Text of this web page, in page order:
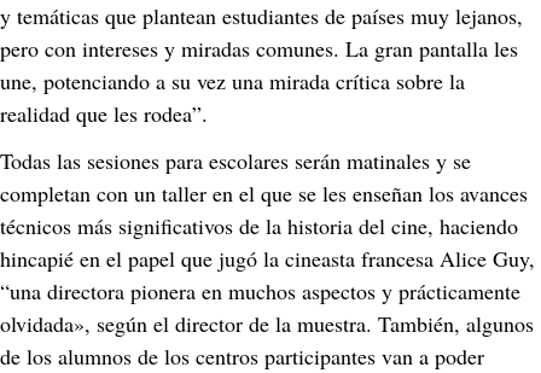
y temáticas que plantean estudiantes de países muy lejanos,
pero con intereses y miradas comunes. La gran pantalla les
une, potenciando a su vez una mirada crítica sobre la
realidad que les rodea”.
Todas las sesiones para escolares serán matinales y se
completan con un taller en el que se les enseñan los avances
técnicos más significativos de la historia del cine, haciendo
hincapié en el papel que jugó la cineasta francesa Alice Guy,
“una directora pionera en muchos aspectos y prácticamente
olvidada», según el director de la muestra. También, algunos
de los alumnos de los centros participantes van a poder